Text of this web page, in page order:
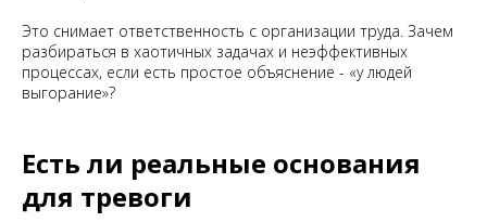
Это снимает ответственность с организации труда. Зачем
разбираться в хаотичных задачах и неэффективных
процессах, если есть простое объяснение - «у людей
выгорание»?
Есть ли реальные основания
для тревоги